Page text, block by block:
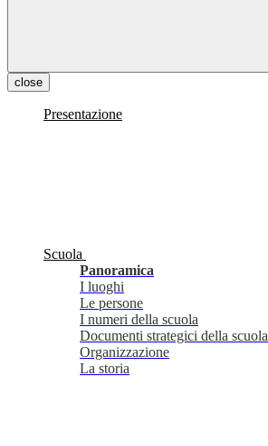
close
Presentazione
Scuola
Panoramica
I luoghi
Le persone
I numeri della scuola
Documenti strategici della scuola
Organizzazione
La storia